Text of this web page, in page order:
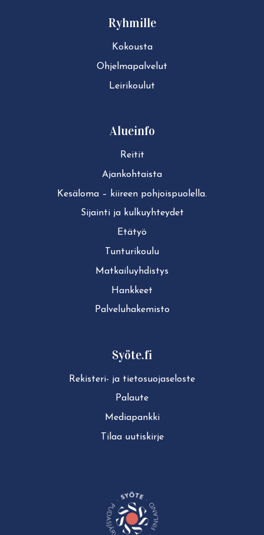
Ryhmille
Kokousta
Ohjelmapalvelut
Leirikoulut
Alueinfo
Reitit
Ajan­koh­tais­ta
Kesäloma – kiireen pohjoispuolella.
Sijainti ja kul­ku­yh­tey­det
Etätyö
Tun­tu­ri­kou­lu
Mat­kai­lu­yh­dis­tys
Hankkeet
Pal­ve­lu­ha­ke­mis­to
Syöte.fi
Rekisteri- ja tie­to­suo­ja­se­los­te
Palaute
Mediapankki
Tilaa uutiskirje